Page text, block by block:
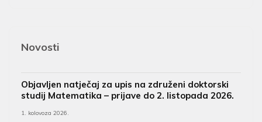
Novosti
Objavljen natječaj za upis na združeni doktorski
studij Matematika – prijave do 2. listopada 2026.
1. kolovoza 2026.